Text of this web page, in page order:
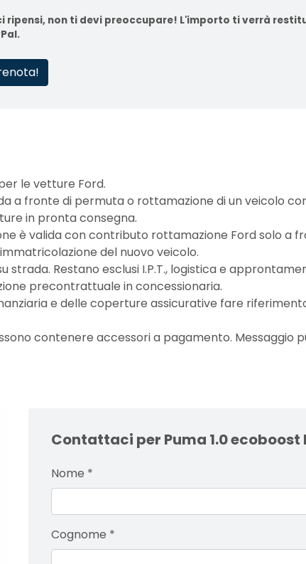
ripensi, non ti devi preoccupare! L'importo ti verrà
le vetture Ford.
a fronte di permuta o rottamazione di un veicolo
in pronta consegna.
è valida con contributo rottamazione Ford solo a
del nuovo veicolo.
strada. Restano esclusi I.P.T., logistica e
precontrattuale in concessionaria.
e delle coperture assicurative fare
contenere accessori a pagamento. Messaggio
Contattaci per Puma 1.0
Nome *
Cognome *